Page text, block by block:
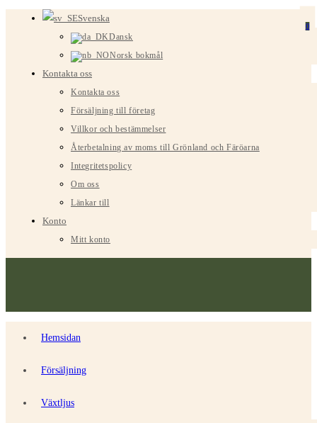
Svenska
Dansk
Norsk bokmål
Kontakta oss
Kontakta oss
Försäljning till företag
Villkor och bestämmelser
Återbetalning av moms till Grönland och Färöarna
Integritetspolicy
Om oss
Länkar till
Konto
Mitt konto
Hemsidan
Försäljning
Växtljus
0